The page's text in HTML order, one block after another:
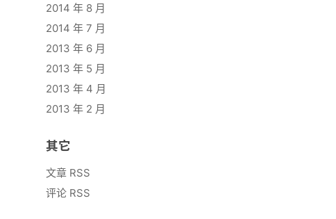
2014 年 8 月
2014 年 7 月
2013 年 6 月
2013 年 5 月
2013 年 4 月
2013 年 2 月
其它
文章 RSS
评论 RSS